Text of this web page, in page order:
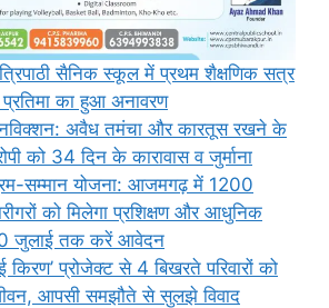
सैनिक स्कूल में प्रथम शैक्षणिक सत्र
का हुआ अनावरण
अवैध तमंचा और कारतूस रखने के
को 34 दिन के कारावास व जुर्माना
सम्मान योजना: आजमगढ़ में 1200
को मिलेगा प्रशिक्षण और आधुनिक
जुलाई तक करें आवेदन
प्रोजेक्ट से 4 बिखरते परिवारों को
आपसी समझौते से सुलझे विवाद